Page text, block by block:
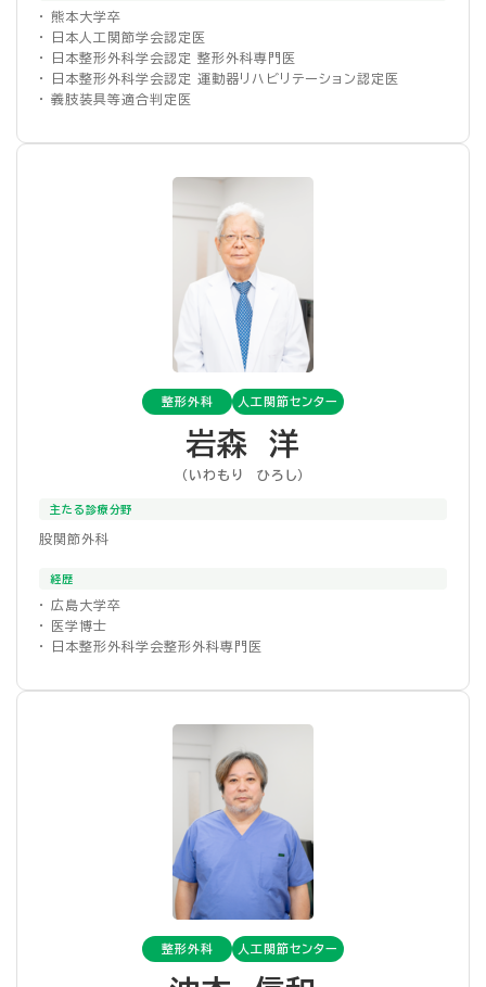
・ 熊本大学卒
・ 日本人工関節学会認定医
・ 日本整形外科学会認定 整形外科専門医
・ 日本整形外科学会認定 運動器リハビリテーション認定医
・ 義肢装具等適合判定医
整形外科 人工関節センター
岩森 洋
（いわもり ひろし）
主たる診療分野
股関節外科
経歴
・ 広島大学卒
・ 医学博士
・ 日本整形外科学会整形外科専門医
整形外科 人工関節センター